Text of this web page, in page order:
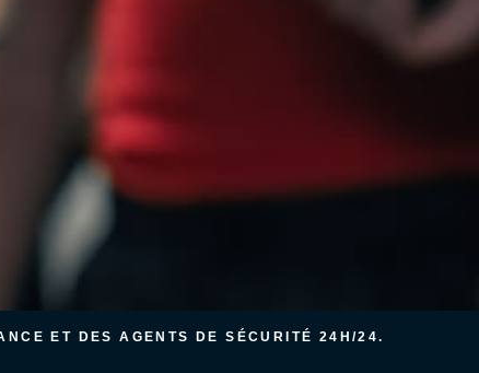
ET DES AGENTS DE SÉCURITÉ 24H/24.